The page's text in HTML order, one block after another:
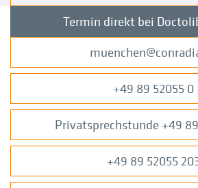
Termin direkt bei
muenchen
+49 89 52055 0
Privatsprechstunde +49
+49 89 52055